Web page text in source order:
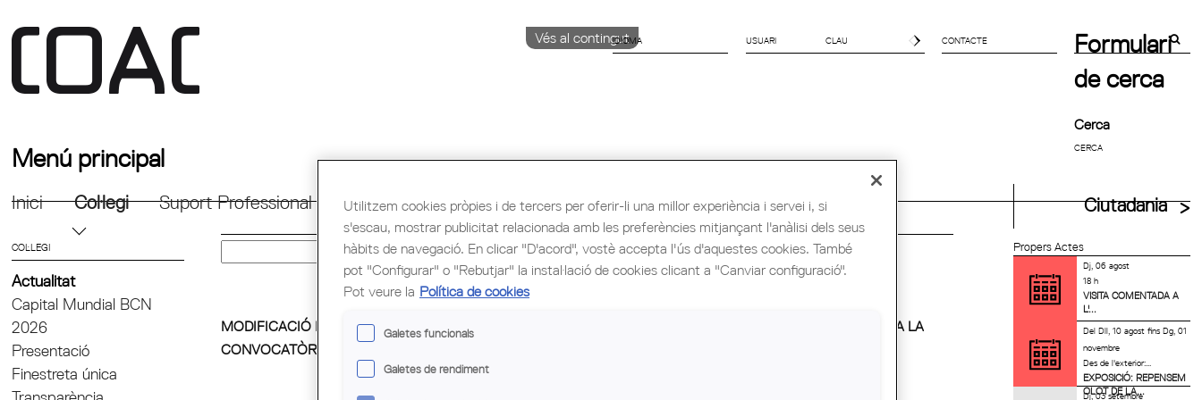
Vés al contingut
IDIOMA CONTACTE
Formulari
de cerca
Cerca
Menú principal
Inici Col·legi Suport Professional Formació i Ocupació Cultura Congrés Mundial d'Arquitectes UIA Ciutadania
Propers Actes
Dj, 06 agost
18 h
VISITA COMENTADA A
L'...
DelDll, 10 agostfinsDg, 01
novembre
Des de l'exterior:...
EXPOSICIÓ: REPENSEM
OLOT DE LA...
Dj, 03 setembre
COL·LEGI
Actualitat
Capital Mundial BCN
2026
Presentació
Finestreta única
MODIFICACIÓ DE LES
CONVOCATÒRIES NEXT...
CONVOCATÒRIA D'AJUTS A LA
Utilitzem cookies pròpies i de tercers per oferir-li una millor experiència i servei i, si
s'escau, mostrar publicitat relacionada amb les preferències mitjançant l'anàlisi dels seus
hàbits de navegació. En clicar "D'acord", vostè accepta l'ús d'aquestes cookies. També
pot "Configurar" o "Rebutjar" la instal·lació de cookies clicant a "Canviar configuració".
Pot veure la Política de cookies
Galetes funcionals
Galetes de rendiment